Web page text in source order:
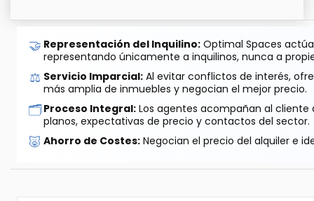
🤝 Representación del Inquilino: Optimal Spaces
representando únicamente a inquilinos, nunca a
⚖️ Servicio Imparcial: Al evitar conflictos de interés,
más amplia de inmuebles y negocian el mejor precio.
🗂️Proceso Integral: Los agentes acompañan al
planos, expectativas de precio y contactos del sector.
🐷 Ahorro de Costes: Negocian el precio del alquiler e